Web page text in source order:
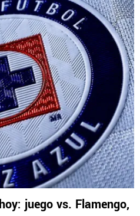
juego vs. Flamengo,